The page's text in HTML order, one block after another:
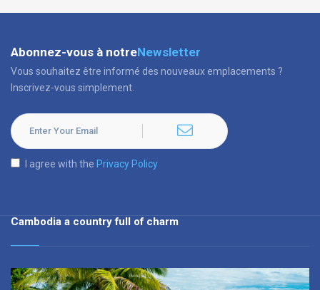
Abonnez-vous à notreNewsletter
Vous souhaitez être informé des nouveaux emplacements ?
Inscrivez-vous simplement.
I agree with the Privacy Policy
Cambodia a country full of charm